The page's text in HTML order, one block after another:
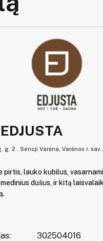
g. 2 , Senoji Varėna, Varėnos r.
pirtis, lauko kubilus,
dušus, ir kitą
302504016